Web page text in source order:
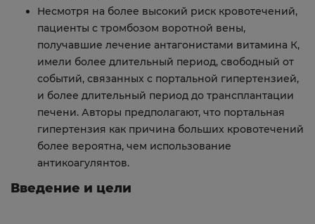
Несмотря на более высокий риск кровотечений,
пациенты с тромбозом воротной вены,
получавшие лечение антагонистами витамина К,
имели более длительный период, свободный от
событий, связанных с портальной гипертензией,
и более длительный период до трансплантации
печени. Авторы предполагают, что портальная
гипертензия как причина больших кровотечений
более вероятна, чем использование
антикоагулянтов.
Введение и цели